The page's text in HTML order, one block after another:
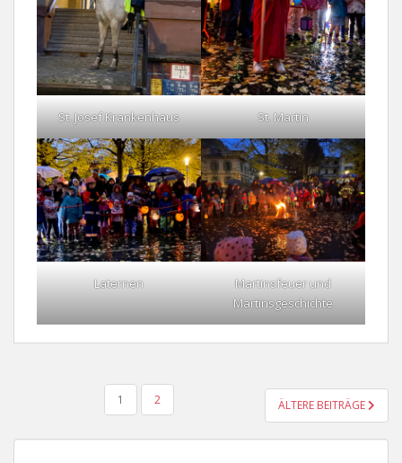
St. Josef Krankenhaus St. Martin
Laternen
Martinsfeuer und
Martinsgeschichte
SEITENNUMMERIERUNG
BEITRÄGE
1 2 ÄLTERE BEITRÄGE